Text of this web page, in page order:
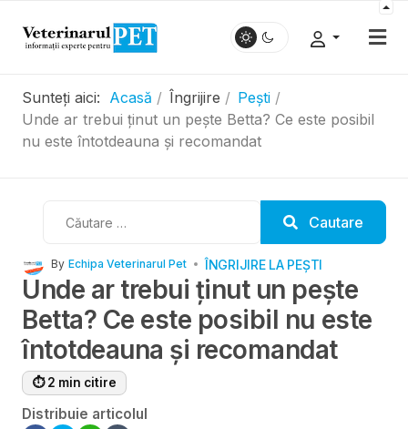
Sunteți aici: Acasă Îngrijire
Pești
Unde ar trebui ținut un pește Betta? Ce este posibil
nu este întotdeauna și recomandat
Cautare
By Echipa Veterinarul Pet ÎNGRIJIRE LA PEȘTI
Unde ar trebui ținut un pește
Betta? Ce este posibil nu este
întotdeauna și recomandat
⏱ 2 min citire
Distribuie articolul